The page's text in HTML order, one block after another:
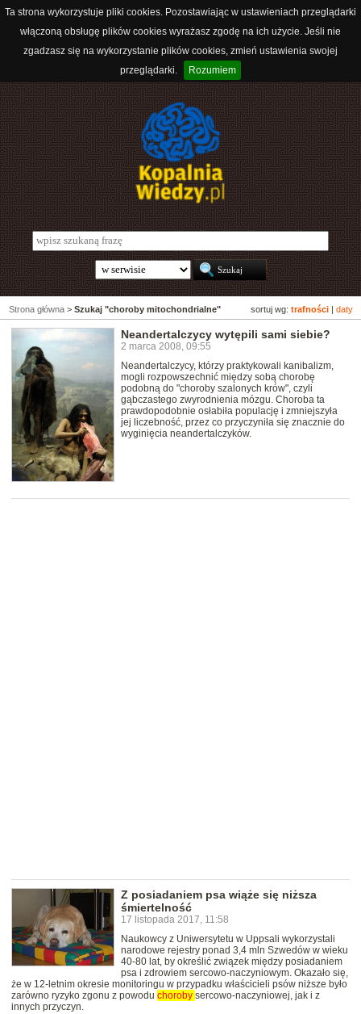
Ta strona wykorzystuje pliki cookies. Pozostawiając w ustawieniach przeglądarki
włączoną obsługę plików cookies wyrażasz zgodę na ich użycie. Jeśli nie
zgadzasz się na wykorzystanie plików cookies, zmień ustawienia swojej
przeglądarki.
Rozumiem
sortuj wg: trafności daty
Strona główna > Szukaj "choroby mitochondrialne"
Neandertalczycy wytępili sami siebie?
2 marca 2008, 09:55
Neandertalczycy, którzy praktykowali kanibalizm,
mogli rozpowszechnić między sobą chorobę
podobną do "choroby szalonych krów", czyli
gąbczastego zwyrodnienia mózgu. Choroba ta
prawdopodobnie osłabiła populację i zmniejszyła
jej liczebność, przez co przyczyniła się znacznie do
wyginięcia neandertalczyków.
Z posiadaniem psa wiąże się niższa
śmiertelność
17 listopada 2017, 11:58
Naukowcy z Uniwersytetu w Uppsali wykorzystali
narodowe rejestry ponad 3,4 mln Szwedów w wieku
40-80 lat, by określić związek między posiadaniem
psa i zdrowiem sercowo-naczyniowym. Okazało się,
że w 12-letnim okresie monitoringu w przypadku właścicieli psów niższe było
zarówno ryzyko zgonu z powodu choroby sercowo-naczyniowej, jak i z
innych przyczyn.